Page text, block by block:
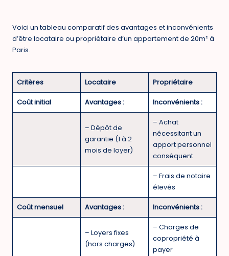
Voici un tableau comparatif des avantages et inconvénients
d’être locataire ou propriétaire d’un appartement de 20m² à
Paris.
Critères Locataire Propriétaire
Coût initial Avantages : Inconvénients :
– Dépôt de
garantie (1 à 2
mois de loyer)
– Achat
nécessitant un
apport personnel
conséquent
– Frais de notaire
élevés
Coût mensuel Avantages : Inconvénients :
– Loyers fixes
(hors charges)
– Charges de
copropriété à
payer